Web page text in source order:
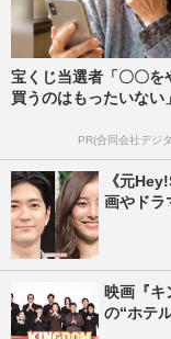
宝くじ当選者「〇〇を
買うのはもったいない」
PR(合同会社デジ
《元
画やドラ
映画『キ
の“ホテ